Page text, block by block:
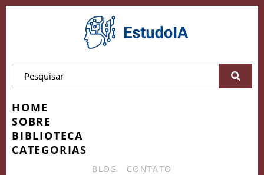
HOME
SOBRE
BIBLIOTECA
CATEGORIAS
BLOG CONTATO